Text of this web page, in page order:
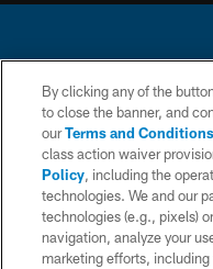
© 2026 Chargers Football
is managed on a digital
By clicking any of the
to close the banner, and
ourTerms and Conditions
class action waiver
Policy, including the
technologies. We and our
technologies (e.g., pixels)
navigation, analyze your
marketing efforts,